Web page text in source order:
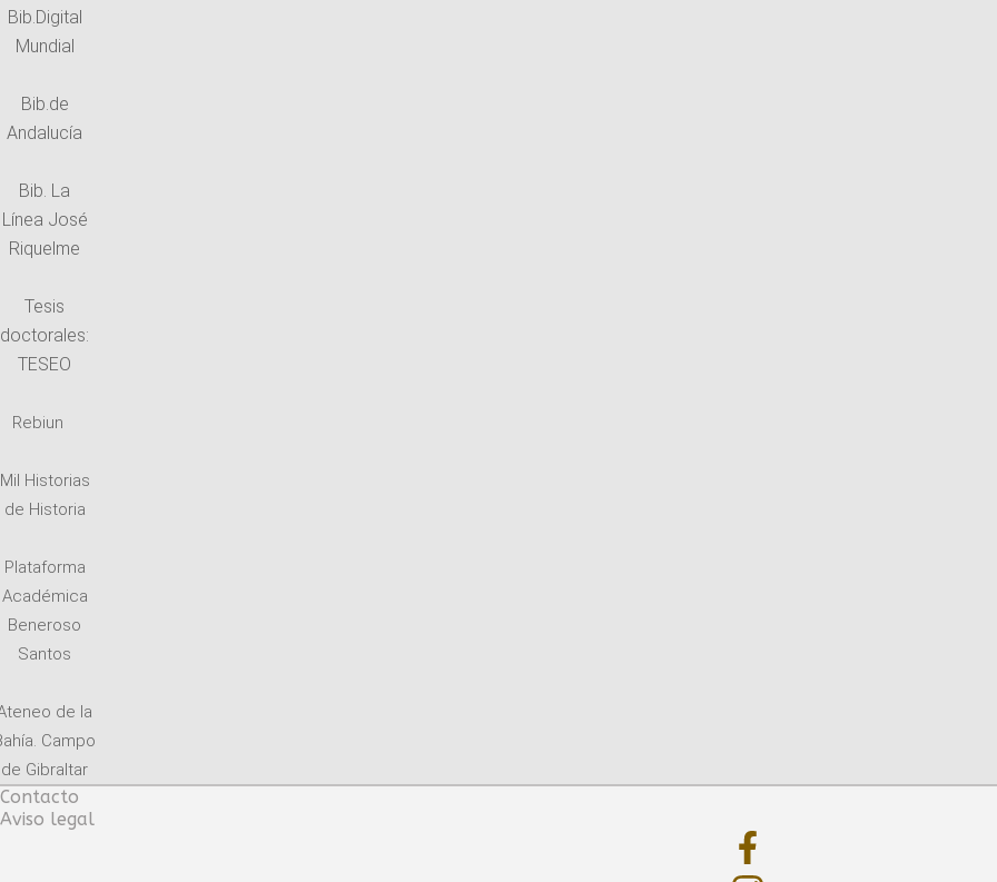
Bib.Digital
Mundial
Bib.de
Andalucía
Bib. La
Línea José
Riquelme
Tesis
doctorales:
TESEO
Rebiun
Mil Historias
de Historia
Plataforma
Académica
Beneroso
Santos
de la
Campo
de Gibraltar
Contacto
Aviso legal